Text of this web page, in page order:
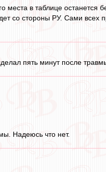
места в таблице останется
со стороны РУ. Сами всех
пять минут после
Надеюсь что нет.